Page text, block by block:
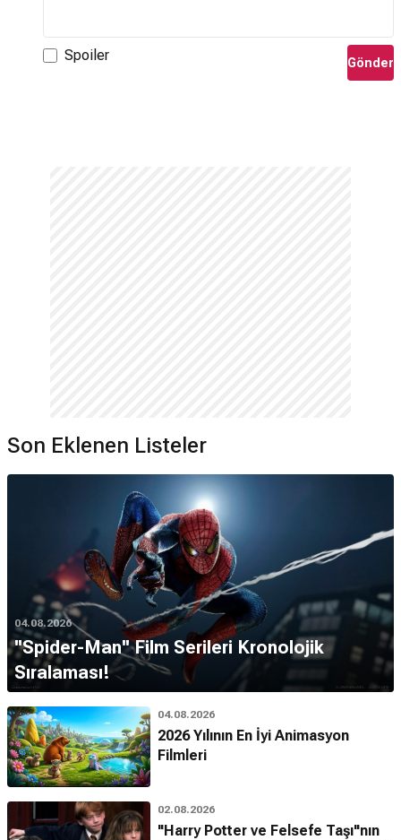
Spoiler Gönder
Son Eklenen Listeler
04.08.2026
''Spider-Man'' Film Serileri Kronolojik
Sıralaması!
04.08.2026
2026 Yılının En İyi Animasyon
Filmleri
02.08.2026
"Harry Potter ve Felsefe Taşı"nın